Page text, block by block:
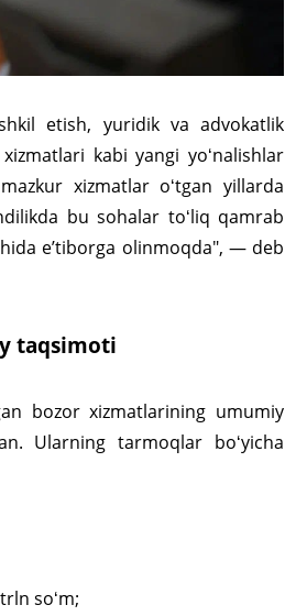
etish, yuridik va advokatlik
kabi yangi yoʻnalishlar
xizmatlar oʻtgan yillarda
bu sohalar toʻliq qamrab
eʼtiborga olinmoqda", — deb
taqsimoti
bozor xizmatlarining umumiy
Ularning tarmoqlar boʻyicha
soʻm;